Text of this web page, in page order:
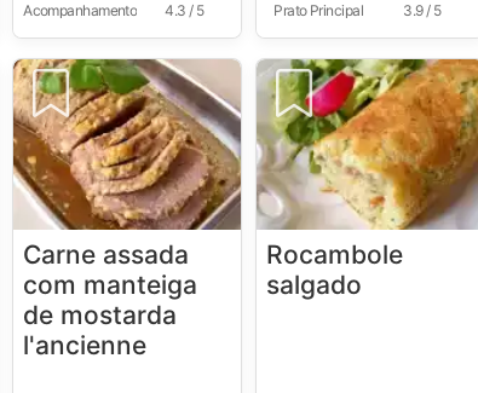
Acompanhamento 4.3 / 5 Prato Principal 3.9 / 5
Carne assada
com manteiga
de mostarda
l'ancienne
Rocambole
salgado